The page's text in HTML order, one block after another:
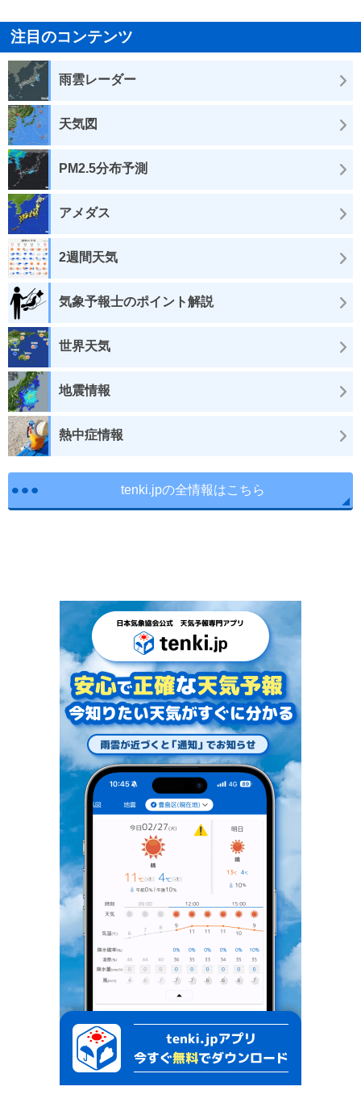
注目のコンテンツ
雨雲レーダー
天気図
PM2.5分布予測
アメダス
2週間天気
気象予報士のポイント解説
世界天気
地震情報
熱中症情報
tenki.jpの全情報はこちら